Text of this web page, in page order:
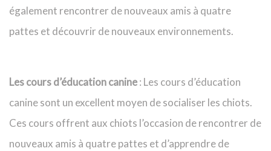
également rencontrer de nouveaux amis à quatre
pattes et découvrir de nouveaux environnements.
Les cours d’éducation canine: Les cours d’éducation
canine sont un excellent moyen de socialiser les chiots.
Ces cours offrent aux chiots l’occasion de rencontrer de
nouveaux amis à quatre pattes et d’apprendre de